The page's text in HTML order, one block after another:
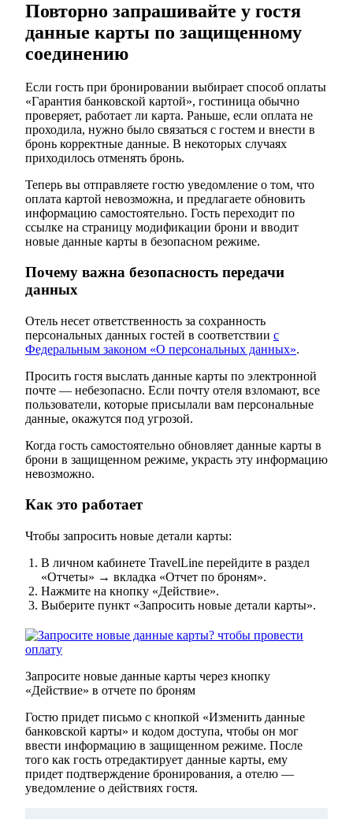
Повторно запрашивайте у гостя
данные карты по защищенному
соединению
Если гость при бронировании выбирает способ оплаты
«Гарантия банковской картой», гостиница обычно
проверяет, работает ли карта. Раньше, если оплата не
проходила, нужно было связаться с гостем и внести в
бронь корректные данные. В некоторых случаях
приходилось отменять бронь.
Теперь вы отправляете гостю уведомление о том, что
оплата картой невозможна, и предлагаете обновить
информацию самостоятельно. Гость переходит по
ссылке на страницу модификации брони и вводит
новые данные карты в безопасном режиме.
Почему важна безопасность передачи
данных
Отель несет ответственность за сохранность
персональных данных гостей в соответствии с
Федеральным законом «О персональных данных».
Просить гостя выслать данные карты по электронной
почте — небезопасно. Если почту отеля взломают, все
пользователи, которые присылали вам персональные
данные, окажутся под угрозой.
Когда гость самостоятельно обновляет данные карты в
брони в защищенном режиме, украсть эту информацию
невозможно.
Как это работает
Чтобы запросить новые детали карты:
В личном кабинете TravelLine перейдите в раздел
«Отчеты» → вкладка «Отчет по броням».
Нажмите на кнопку «Действие».
Выберите пункт «Запросить новые детали карты».
Запросите новые данные карты через кнопку
«Действие» в отчете по броням
Гостю придет письмо с кнопкой «Изменить данные
банковской карты» и кодом доступа, чтобы он мог
ввести информацию в защищенном режиме. После
того как гость отредактирует данные карты, ему
придет подтверждение бронирования, а отелю —
уведомление о действиях гостя.